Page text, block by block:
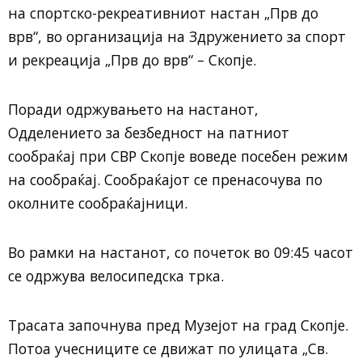
на спортско-рекреативниот настан „Прв до
врв“, во организација на Здружението за спорт
и рекреација „Прв до врв“ – Скопје.
Поради одржувањето на настанот,
Одделението за безбедност на патниот
сообраќај при СВР Скопје воведе посебен режим
на сообраќај. Сообраќајот се пренасочува по
околните сообраќајници.
Во рамки на настанот, со почеток во 09:45 часот
се одржува велосипедска трка.
Трасата започнува пред Музејот на град Скопје.
Потоа учесниците се движат по улицата „Св.